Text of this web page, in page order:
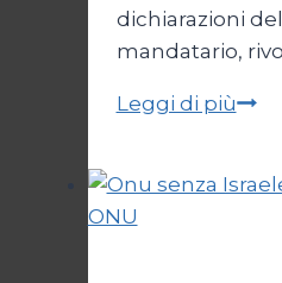
dichiarazioni
mandatario,
Leggi di più
bivio